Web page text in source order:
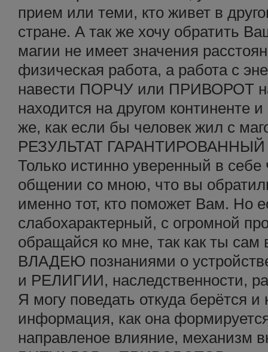
прием или теми, кто живет в
стране. А так же хочу обратить
магии не имеет значения
физическая работа, а работа с
навести ПОРЧУ или ПРИВОРОТ
находится на другом континенте и
же, как если бы человек жил с
РЕЗУЛЬТАТ ГАРАНТИРОВАННЫЙ
Только истинно уверенный в себе
общении со мною, что вы
именно тот, кто поможет Вам. Но
слабохарактерный, с огромной
обращайся ко мне, так как ты сам
ВЛАДЕЮ познаниями о
и РЕЛИГИИ, наследственности,
Я могу поведать откуда берётся и
информация, как она
направленое влияние, механизм